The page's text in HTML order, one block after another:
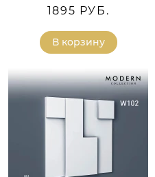
1895 РУБ.
В корзину